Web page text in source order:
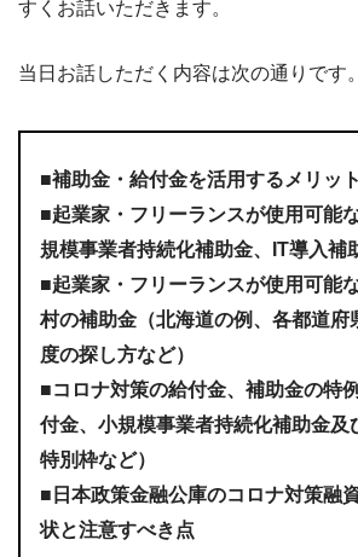
すくお話いただきます。
当日お話しただく内容は次の通りです。
■補助金・給付金を活用するメリッ
■起業家・フリーランスが使用可能
規模事業者持続化補助金、IT導入補
■起業家・フリーランスが使用可能
村の補助金（北海道の例、各都道府
度の探し方など）
■コロナ対策の給付金、補助金の特
付金、小規模事業者持続化補助金及
特別枠など）
■日本政策金融公庫のコロナ対策融
状と注意すべき点